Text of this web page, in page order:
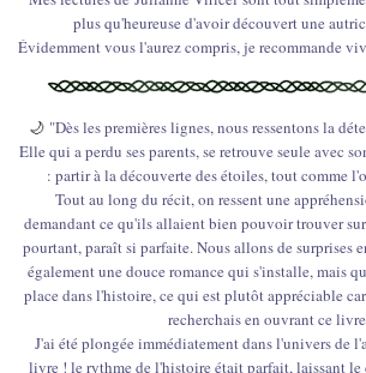
plus qu'heureuse d'avoir découvert une
Évidemment vous l'aurez compris, je recommande
🌙 "Dès les premières lignes, nous ressentons la
Elle qui a perdu ses parents, se retrouve seule avec
: partir à la découverte des étoiles, tout comme
Tout au long du récit, on ressent une
demandant ce qu'ils allaient bien pouvoir trouver
pourtant, paraît si parfaite. Nous allons de surprises
également une douce romance qui s'installe, mais
place dans l'histoire, ce qui est plutôt appréciable
recherchais en ouvrant ce
J'ai été plongée immédiatement dans l'univers de
livre ! le rythme de l'histoire était parfait, laissant